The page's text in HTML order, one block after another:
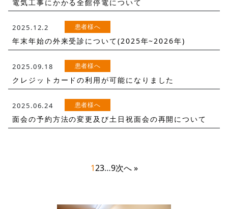
電気工事にかかる全館停電について
2025.12.2 患者様へ
年末年始の外来受診について(2025年~2026年)
2025.09.18 患者様へ
クレジットカードの利用が可能になりました
2025.06.24 患者様へ
面会の予約方法の変更及び土日祝面会の再開について
123…9次へ »